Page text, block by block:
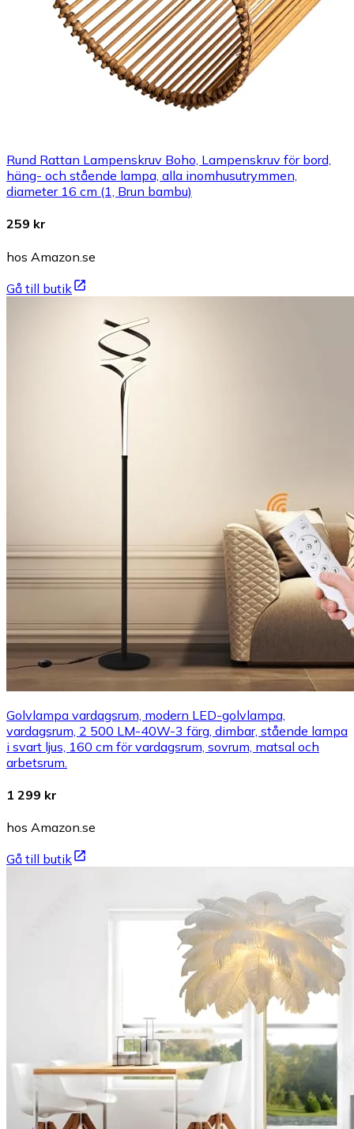
Rund Rattan Lampenskruv Boho, Lampenskruv för bord,
häng- och stående lampa, alla inomhusutrymmen,
diameter 16 cm (1, Brun bambu)
259 kr
hos Amazon.se
Gå till butik
Golvlampa vardagsrum, modern LED-golvlampa,
vardagsrum, 2 500 LM-40W-3 färg, dimbar, stående lampa
i svart ljus, 160 cm för vardagsrum, sovrum, matsal och
arbetsrum.
1 299 kr
hos Amazon.se
Gå till butik